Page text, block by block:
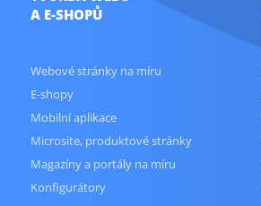
A E-SHOPŮ
Webové stránky na míru
E-shopy
Mobilní aplikace
Microsite, produktové stránky
Magazíny a portály na míru
Konfigurátory